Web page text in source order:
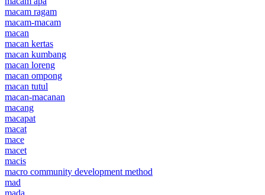
macam ragam
macam-macam
macan
macan kertas
macan kumbang
macan loreng
macan ompong
macan tutul
macan-macanan
macang
macapat
macat
mace
macet
macis
macro community development method
mad
mada